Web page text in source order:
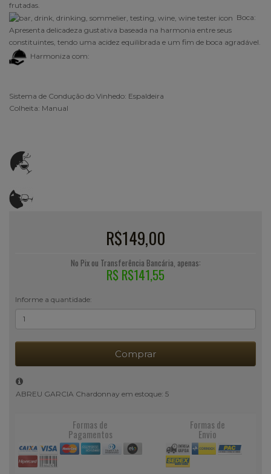
frutadas.
Boca:
Apresenta delicadeza gustativa baseada na harmonia entre seus
constituintes, tendo uma acidez equilibrada e um fim de boca agradável.
Harmoniza com:
Sistema de Condução do Vinhedo: Espaldeira
Colheita: Manual
R$149,00
No Pix ou Transferência Bancária, apenas:
R$ R$141,55
Informe a quantidade:
Comprar
ABREU GARCIA Chardonnay em estoque: 5
Formas de
Pagamentos
Formas de
Envio